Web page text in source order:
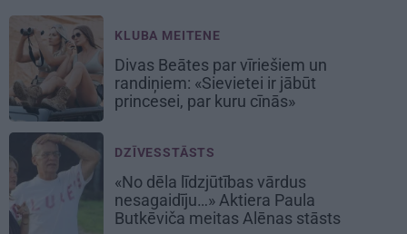
KLUBA MEITENE
Divas Beātes par vīriešiem un
randiņiem: «Sievietei ir jābūt
princesei, par kuru cīnās»
DZĪVESSTĀSTS
«No dēla līdzjūtības vārdus
nesagaidīju…» Aktiera Paula
Butkēviča meitas Alēnas stāsts